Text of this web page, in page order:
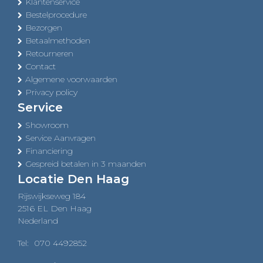
Bestelprocedure
Bezorgen
Betaalmethoden
Retourneren
Contact
Algemene voorwaarden
Privacy policy
Service
Showroom
Service Aanvragen
Financiering
Gespreid betalen in 3 maanden
Locatie Den Haag
Rijswijkseweg 184
2516 EL Den Haag
Nederland
Tel: 070 4492852